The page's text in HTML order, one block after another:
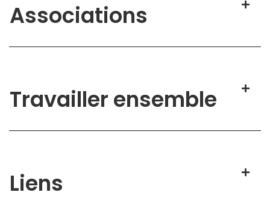
Associations
Travailler ensemble
Liens